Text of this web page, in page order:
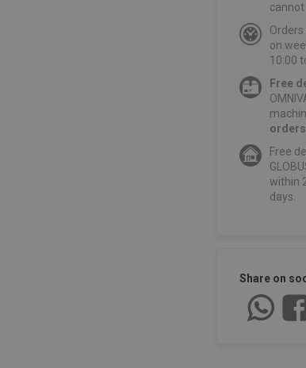
on
10:00
Free
Free
within
days.
Share on